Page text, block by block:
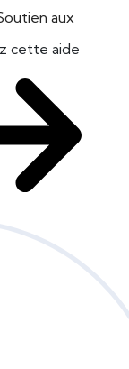
aux
cette aide